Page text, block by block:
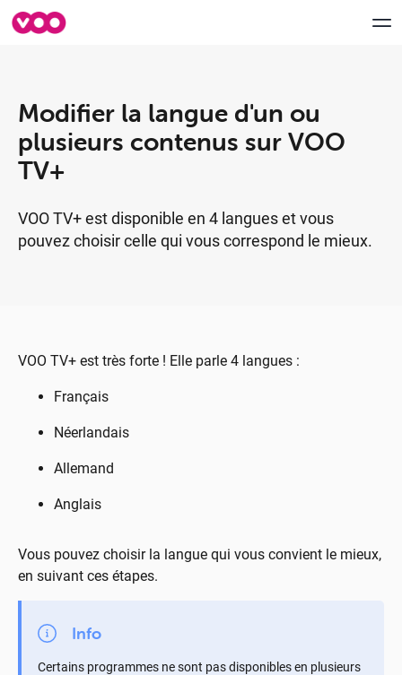
Aide & Support
myVOO
Speedtest VOO
Modifier la langue d'un ou
plusieurs contenus sur VOO
TV+
VOO TV+ est disponible en 4 langues et vous
pouvez choisir celle qui vous correspond le mieux.
VOO TV+ est très forte ! Elle parle 4 langues :
Français
Néerlandais
Allemand
Anglais
Vous pouvez choisir la langue qui vous convient le mieux,
en suivant ces étapes.
Info
Certains programmes ne sont pas disponibles en plusieurs